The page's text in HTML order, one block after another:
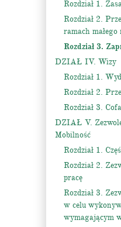
Rozdział 1.
Rozdział 2.
ramach
Rozdział 3.
DZIAŁ IV. Wizy
Rozdział 1.
Rozdział 2.
Rozdział 3.
DZIAŁ V.
Mobilność
Rozdział 1.
Rozdział 2.
pracę
Rozdział 3.
w celu
wymagającym